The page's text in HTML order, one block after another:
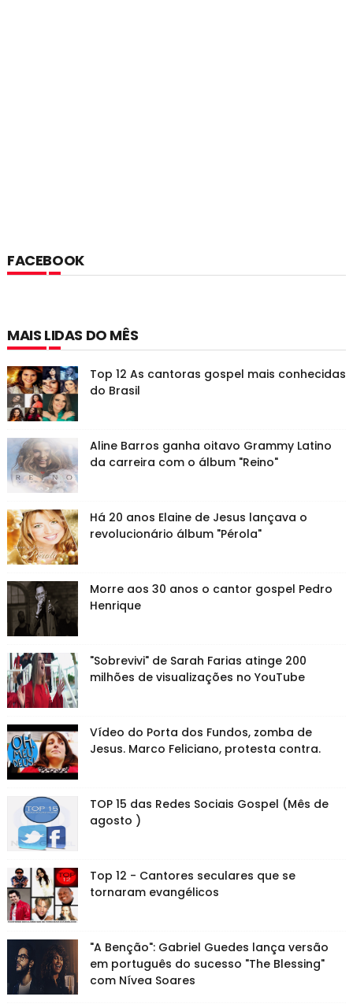
FACEBOOK
MAIS LIDAS DO MÊS
Top 12 As cantoras gospel mais conhecidas
do Brasil
Aline Barros ganha oitavo Grammy Latino
da carreira com o álbum "Reino"
Há 20 anos Elaine de Jesus lançava o
revolucionário álbum "Pérola"
Morre aos 30 anos o cantor gospel Pedro
Henrique
"Sobrevivi" de Sarah Farias atinge 200
milhões de visualizações no YouTube
Vídeo do Porta dos Fundos, zomba de
Jesus. Marco Feliciano, protesta contra.
TOP 15 das Redes Sociais Gospel (Mês de
agosto )
Top 12 - Cantores seculares que se
tornaram evangélicos
"A Benção": Gabriel Guedes lança versão
em português do sucesso "The Blessing"
com Nívea Soares